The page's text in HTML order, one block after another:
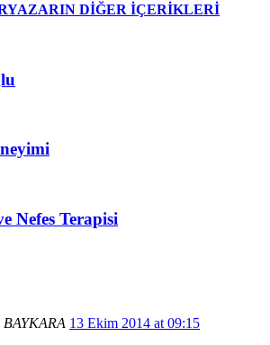
YAZARIN DİĞER İÇERİKLERİ
Nefes Terapisi
13 Ekim 2014 at 09:15